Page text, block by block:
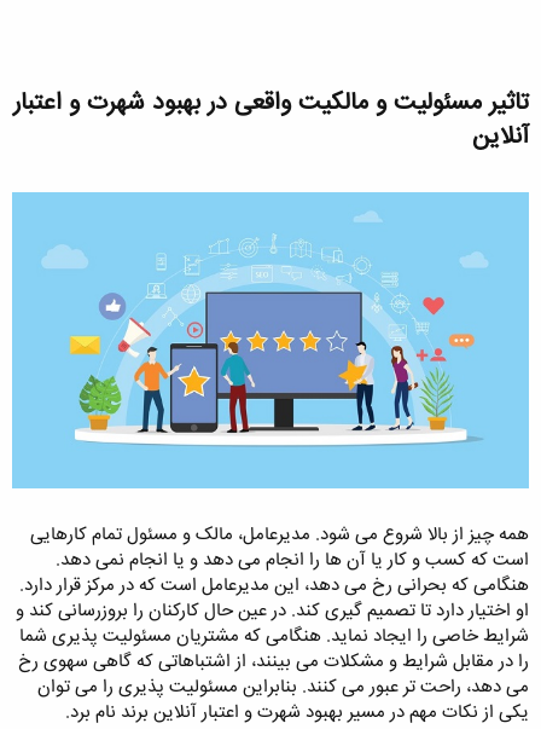
تاثیر مسئولیت و مالکیت واقعی در بهبود شهرت و اعتبار
آنلاین​
همه چیز از بالا شروع می شود. مدیرعامل، مالک و مسئول تمام کارهایی
است که کسب و کار یا آن ها را انجام می دهد و یا انجام نمی دهد.
هنگامی که بحرانی رخ می دهد، این مدیرعامل است که در مرکز قرار دارد.
او اختیار دارد تا تصمیم گیری کند. در عین حال کارکنان را بروزرسانی کند و
شرایط خاصی را ایجاد نماید. هنگامی که مشتریان مسئولیت پذیری شما
را در مقابل شرایط و مشکلات می بینند، از اشتباهاتی که گاهی سهوی رخ
می دهد، راحت تر عبور می کنند. بنابراین مسئولیت پذیری را می توان
یکی از نکات مهم در مسیر بهبود شهرت و اعتبار آنلاین برند نام برد.